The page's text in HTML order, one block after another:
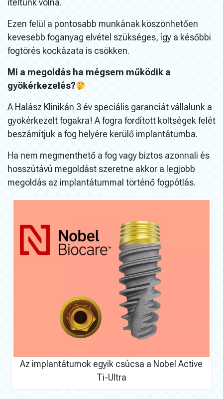
ítéltünk volna.
Ezen felül a pontosabb munkának köszönhetően
kevesebb foganyag elvétel szükséges, így a későbbi
fogtörés kockázata is csökken.
Mi a megoldás ha mégsem működik a
gyökérkezelés?
A Halász Klinikán 3 év speciális garanciát vállalunk a
gyökérkezelt fogakra! A fogra fordított költségek felét
beszámítjuk a fog helyére kerülő implantátumba.
Ha nem megmenthető a fog vagy biztos azonnali és
hosszútávú megoldást szeretne akkor a legjobb
megoldás az implantátummal történő fogpótlás.
Az implantátumok egyik csúcsa a Nobel Active
Ti-Ultra